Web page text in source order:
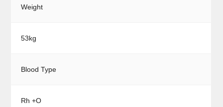
Weight
53kg
Blood Type
Rh +O